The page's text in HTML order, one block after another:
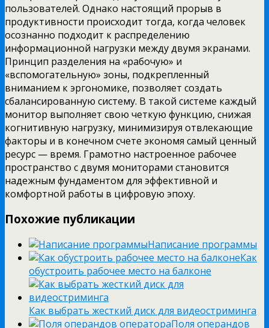
пользователей. Однако настоящий прорыв в
продуктивности происходит тогда, когда человек
осознанно подходит к распределению
информационной нагрузки между двумя экранами.
Принцип разделения на «рабочую» и
«вспомогательную» зоны, подкрепленный
вниманием к эргономике, позволяет создать
сбалансированную систему. В такой системе каждый
монитор выполняет свою четкую функцию, снижая
когнитивную нагрузку, минимизируя отвлекающие
факторы и в конечном счете экономя самый ценный
ресурс — время. Грамотно настроенное рабочее
пространство с двумя мониторами становится
надежным фундаментом для эффективной и
комфортной работы в цифровую эпоху.
Похожие публикации
Написание программы
Как
обустроить рабочее место на балконе
Как выбрать жесткий диск для видеостриминга
Поля операндов